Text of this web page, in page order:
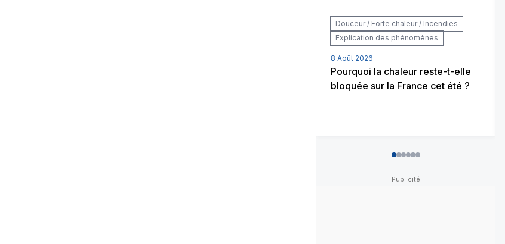
Douceur / Forte chaleur / Incendies
Explication des phénomènes
8 Août 2026
Pourquoi la chaleur reste-t-elle
bloquée sur la France cet été ?
012345